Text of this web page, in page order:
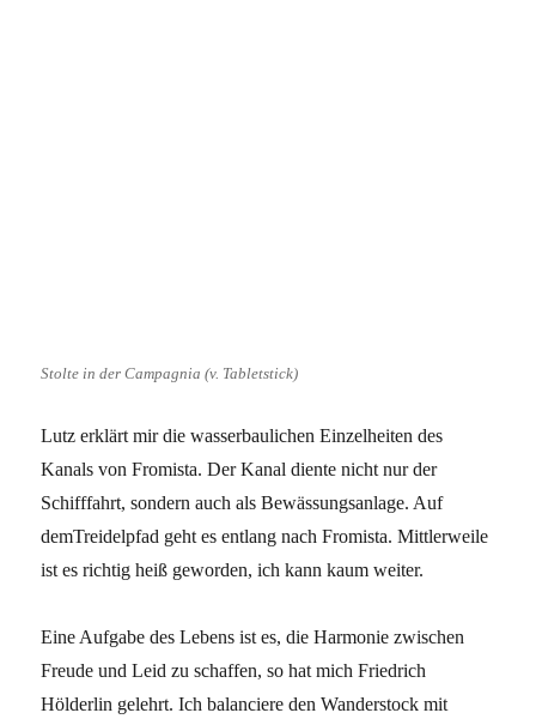
Stolte in der Campagnia (v. Tabletstick)
Lutz erklärt mir die wasserbaulichen Einzelheiten des
Kanals von Fromista. Der Kanal diente nicht nur der
Schifffahrt, sondern auch als Bewässungsanlage. Auf
demTreidelpfad geht es entlang nach Fromista. Mittlerweile
ist es richtig heiß geworden, ich kann kaum weiter.
Eine Aufgabe des Lebens ist es, die Harmonie zwischen
Freude und Leid zu schaffen, so hat mich Friedrich
Hölderlin gelehrt. Ich balanciere den Wanderstock mit